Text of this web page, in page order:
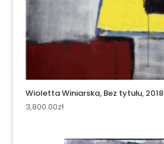
Wioletta Winiarska, Bez tytułu, 2018
3,800.00zł